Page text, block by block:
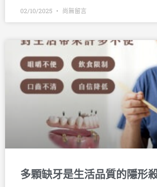
02/10/2025 尚無留言
多顆缺牙是生活品質的隱形